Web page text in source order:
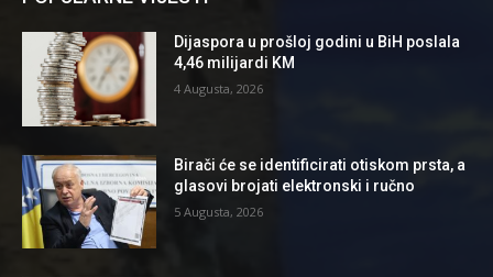
Dijaspora u prošloj godini u BiH poslala
4,46 milijardi KM
4 Augusta, 2026
Birači će se identificirati otiskom prsta, a
glasovi brojati elektronski i ručno
5 Augusta, 2026